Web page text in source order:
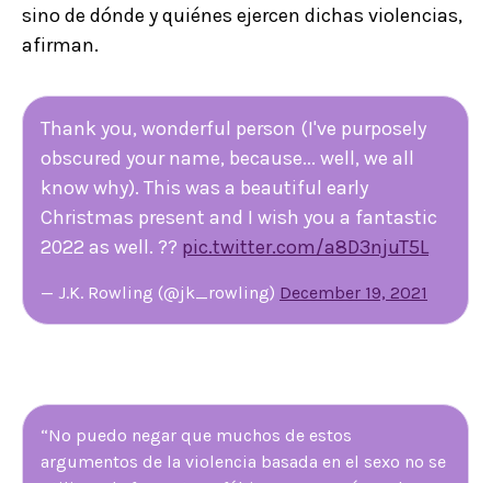
sino de dónde y quiénes ejercen dichas violencias,
afirman.
Thank you, wonderful person (I've purposely
obscured your name, because... well, we all
know why). This was a beautiful early
Christmas present and I wish you a fantastic
2022 as well. ?? pic.twitter.com/a8D3njuT5L
— J.K. Rowling (@jk_rowling) December 19, 2021
“No puedo negar que muchos de estos
argumentos de la violencia basada en el sexo no se